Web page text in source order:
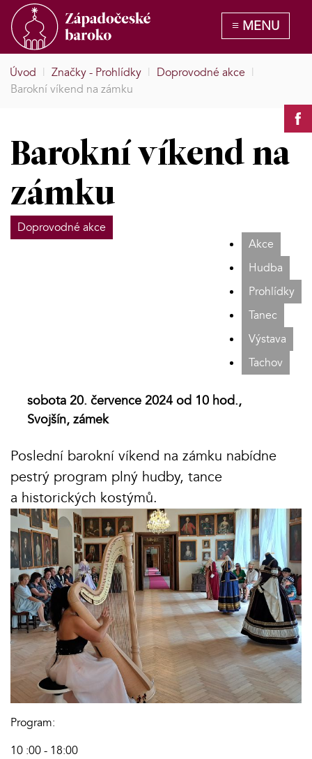
Úvod | Značky - Prohlídky | Doprovodné akce |
Barokní víkend na zámku
Barokní víkend na
zámku
Doprovodné akce
Akce
Hudba
Prohlídky
Tanec
Výstava
Tachov
sobota 20. července 2024 od 10 hod.,
Svojšín, zámek
Poslední barokní víkend na zámku nabídne
pestrý program plný hudby, tance
a historických kostýmů.
Program:
10 :00 - 18:00